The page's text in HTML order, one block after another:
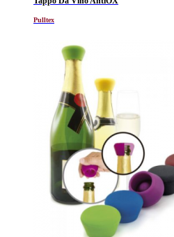
Pulltex